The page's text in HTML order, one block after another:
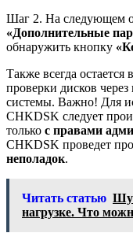
Шаг 2. На следующем
«Дополнительные
обнаружить кнопку
Также всегда остается
проверки дисков
системы. Важно! Для
CHKDSK следует
только с правами
CHKDSK проведет
неполадок.
Читать статью
нагрузке. Что